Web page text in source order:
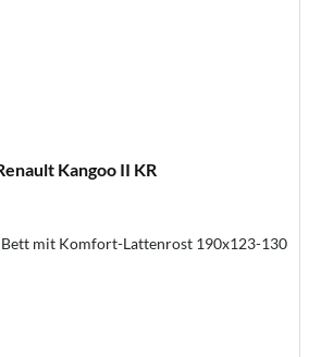
Kangoo II KR
Bett mit Komfort-Lattenrost 190x123-130